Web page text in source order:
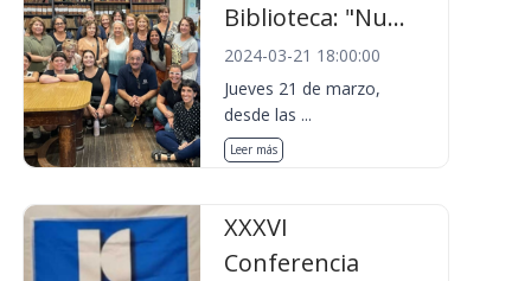
Biblioteca: "Nu...
2024-03-21 18:00:00
Jueves 21 de marzo,
desde las ...
Leer más
XXXVI
Conferencia